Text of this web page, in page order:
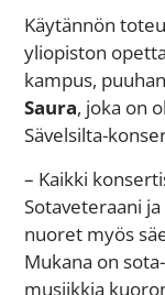
Käytännön
yliopiston
kampus,
Saura, joka on
Sävelsilta-
– Kaikki
Sotaveteraani
nuoret myös
Mukana on
musiikkia